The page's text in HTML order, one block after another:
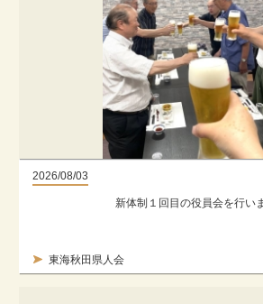
2026/08/03
東海秋田県人会
新体制１回目の役員会を行い